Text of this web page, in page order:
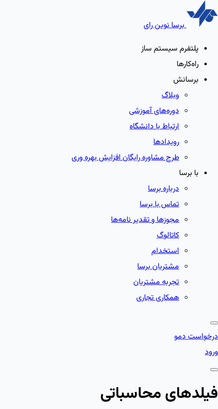
برسا نوین رای
پلتفرم سیستم ساز
راه‌کارها
برسانش
وبلاگ
دوره‌های آموزشی
ارتباط با دانشگاه
رویدادها
طرح مشاوره رایگان افزایش بهره وری
با برسا
درباره برسا
تماس با برسا
مجوزها و تقدیر نامه‌ها
کاتالوگ
استخدام
مشتریان برسا
تجربه مشتریان
همکاری تجاری
درخواست دمو
ورود
فیلدهای محاسباتی